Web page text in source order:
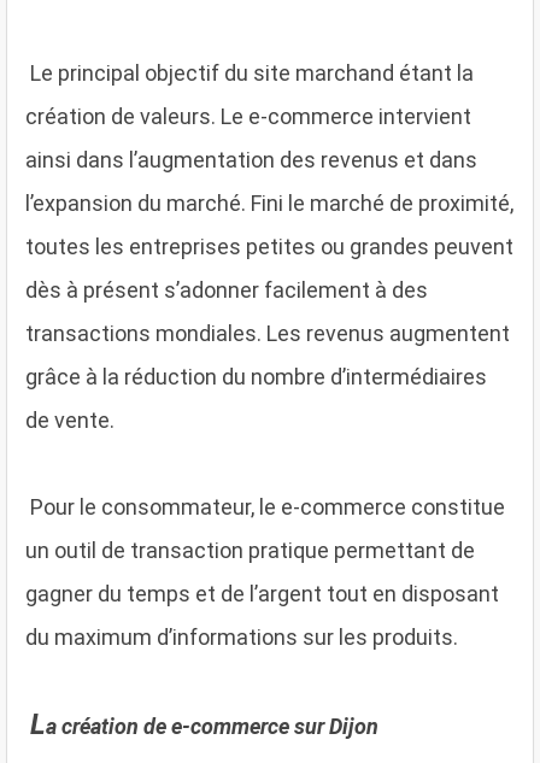
Le principal objectif du site marchand étant la
création de valeurs. Le e-commerce intervient
ainsi dans l’augmentation des revenus et dans
l’expansion du marché. Fini le marché de proximité,
toutes les entreprises petites ou grandes peuvent
dès à présent s’adonner facilement à des
transactions mondiales. Les revenus augmentent
grâce à la réduction du nombre d’intermédiaires
de vente.
Pour le consommateur, le e-commerce constitue
un outil de transaction pratique permettant de
gagner du temps et de l’argent tout en disposant
du maximum d’informations sur les produits.
La création de e-commerce sur Dijon